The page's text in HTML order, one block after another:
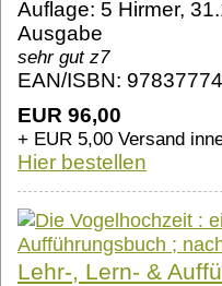
Auflage: 5 Hirmer,
Ausgabe
sehr gut z7
EAN/ISBN:
EUR 96,00
+ EUR 5,00 Versand
Hier bestellen
Lehr-, Lern- &